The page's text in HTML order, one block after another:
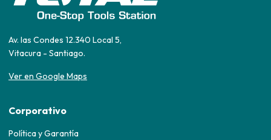
Av. las Condes 12.340 Local 5,
Vitacura - Santiago.
Ver en Google Maps
Corporativo
Política y Garantía